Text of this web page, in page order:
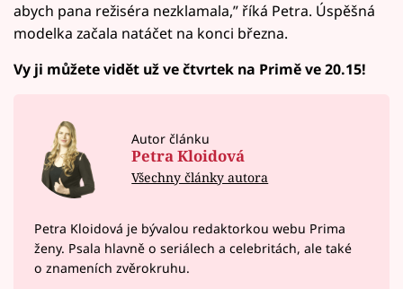
abych pana režiséra nezklamala,” říká Petra. Úspěšná
modelka začala natáčet na konci března.
Vy ji můžete vidět už ve čtvrtek na Primě ve 20.15!
Autor článku
Petra Kloidová
Všechny články autora
Petra Kloidová je bývalou redaktorkou webu Prima
ženy. Psala hlavně o seriálech a celebritách, ale také
o znameních zvěrokruhu.